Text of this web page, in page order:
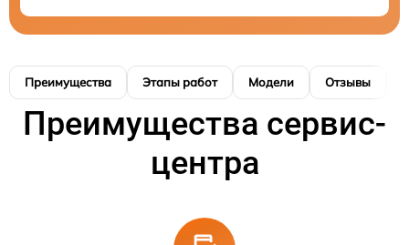
Преимущества Этапы работ Модели Отзывы
Преимущества сервис-
центра